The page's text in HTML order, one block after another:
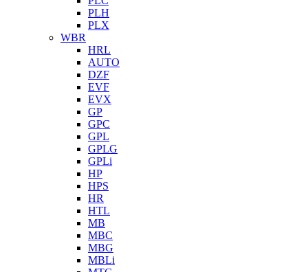
PLH
PLX
WBR
HRL
AUTO
DZF
EVF
EVX
GP
GPC
GPL
GPLG
GPLi
HP
HPS
HR
HTL
MB
MBC
MBG
MBLi